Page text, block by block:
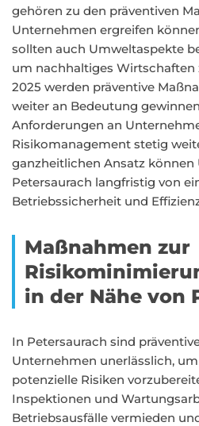
gehören zu den präventiven
Unternehmen ergreifen
sollten auch Umweltaspekte
um nachhaltiges Wirtschaften
2025 werden präventive
weiter an Bedeutung
Anforderungen an
Risikomanagement stetig
ganzheitlichen Ansatz
Petersaurach langfristig von
Betriebssicherheit und
Maßnahmen zur
in der Nähe von
In Petersaurach sind
Unternehmen unerlässlich,
potenzielle Risiken
Inspektionen und
Betriebsausfälle vermieden